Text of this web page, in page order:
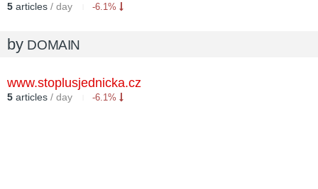
5 articles / day -6.1%
by DOMAIN
www.stoplusjednicka.cz
5 articles / day -6.1%